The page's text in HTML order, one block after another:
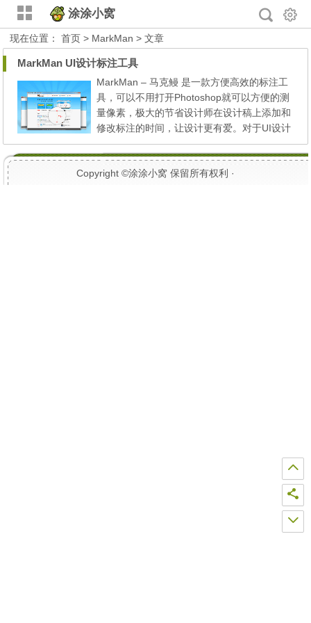
涂涂小窝
现在位置：首页 > MarkMan > 文章
MarkMan UI设计标注工具
MarkMan – 马克鳗 是一款方便高效的标注工
具，可以不用打开Photoshop就可以方便的测
量像素，极大的节省设计师在设计稿上添加和
修改标注的时间，让设计更有爱。对于UI设计
来说，真是实用又方便的利器。 尤其是该软
件的自动扑捉功能，能智能检测相邻图形的边
缘，并自动调整标记的长度，相当不错啊！
Copyright ©涂涂小窝 保留所有权利 ·